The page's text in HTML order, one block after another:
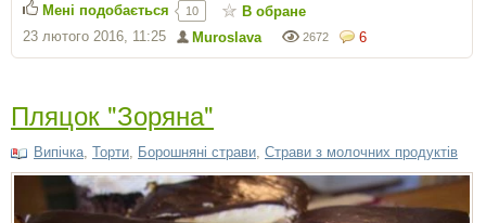
6
2672
Muroslava
23 лютого 2016, 11:25
Мені подобається 10 В обране
Пляцок "Зоряна"
Випічка Торти Борошняні страви Страви з молочних продуктів